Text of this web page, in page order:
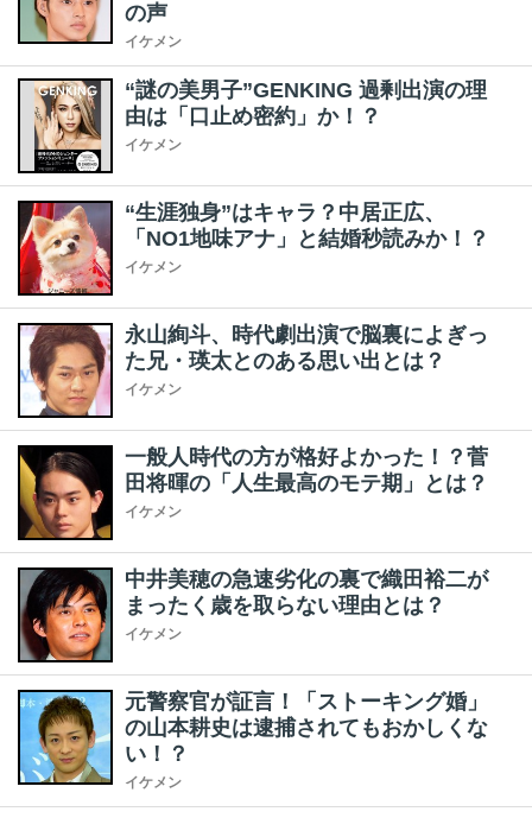
の声
イケメン
“謎の美男子”GENKING 過剰出演の理
由は「口止め密約」か！？
イケメン
“生涯独身”はキャラ？中居正広、
「NO1地味アナ」と結婚秒読みか！？
イケメン
永山絢斗、時代劇出演で脳裏によぎっ
た兄・瑛太とのある思い出とは？
イケメン
一般人時代の方が格好よかった！？菅
田将暉の「人生最高のモテ期」とは？
イケメン
中井美穂の急速劣化の裏で織田裕二が
まったく歳を取らない理由とは？
イケメン
元警察官が証言！「ストーキング婚」
の山本耕史は逮捕されてもおかしくな
い！？
イケメン